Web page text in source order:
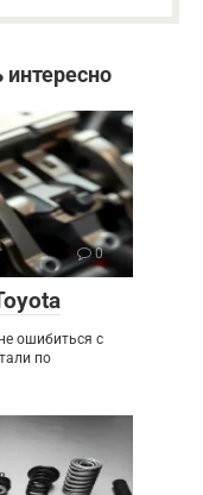
0
ошибиться с
по